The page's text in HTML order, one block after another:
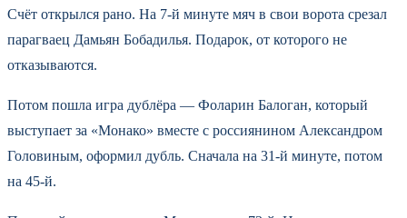
Счёт открылся рано. На 7-й минуте мяч в свои ворота срезал
парагваец Дамьян Бобадилья. Подарок, от которого не
отказываются.
Потом пошла игра дублёра — Фоларин Балоган, который
выступает за «Монако» вместе с россиянином Александром
Головиным, оформил дубль. Сначала на 31-й минуте, потом
на 45-й.